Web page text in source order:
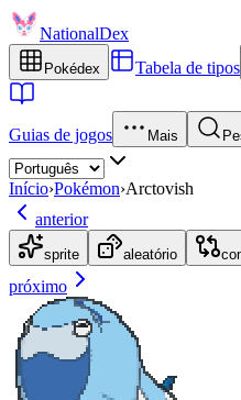
NationalDex
Pokédex Tabela de tipos
Guias de jogos Mais
Início›Pokémon›Arctovish
anterior
sprite aleatório
próximo